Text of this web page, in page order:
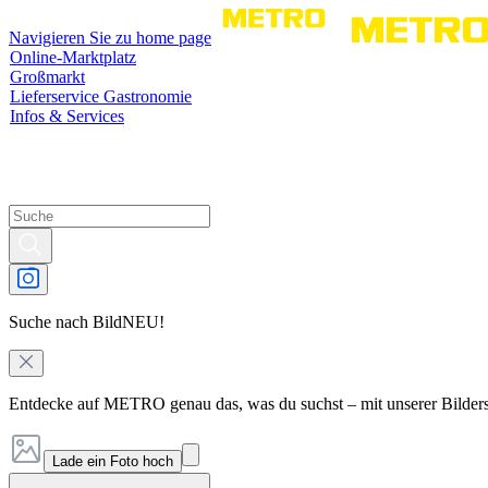
Navigieren Sie zu home page
Online-Marktplatz
Großmarkt
Lieferservice Gastronomie
Infos & Services
Suche nach BildNEU!
Entdecke auf METRO genau das, was du suchst – mit unserer
Lade ein Foto hoch